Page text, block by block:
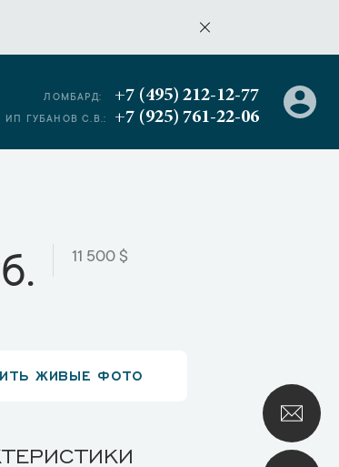
ЛОМБАРД: +7 (495) 212-12-77
ИП ГУБАНОВ С.В.: +7 (925) 761-22-06
11 500 $
ЖИВЫЕ ФОТО